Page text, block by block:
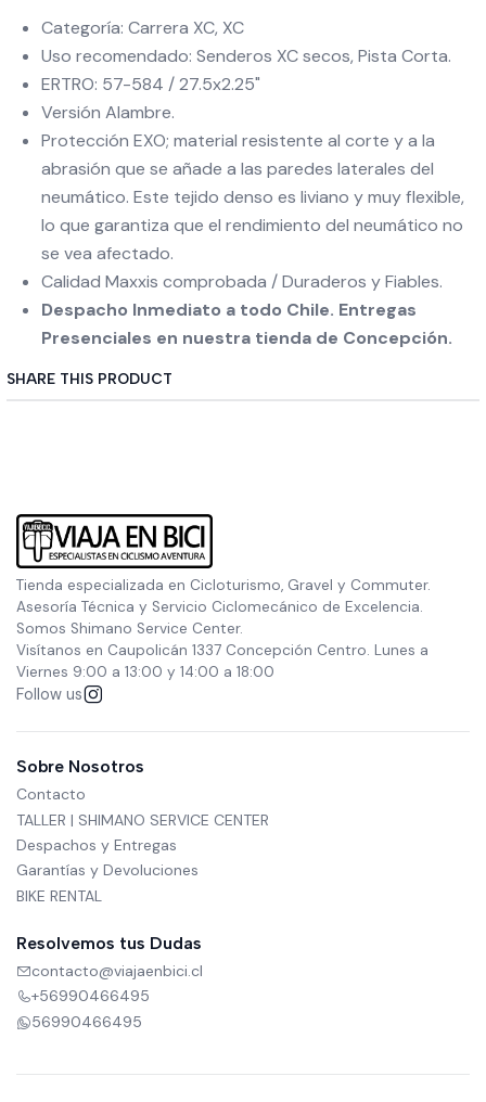
Categoría: Carrera XC, XC
Uso recomendado: Senderos XC secos, Pista Corta.
ERTRO: 57-584 / 27.5x2.25"
Versión Alambre.
Protección EXO; material resistente al corte y a la
abrasión que se añade a las paredes laterales del
neumático. Este tejido denso es liviano y muy flexible,
lo que garantiza que el rendimiento del neumático no
se vea afectado.
Calidad Maxxis comprobada / Duraderos y Fiables.
Despacho Inmediato a todo Chile. Entregas
Presenciales en nuestra tienda de Concepción.
SHARE THIS PRODUCT
Tienda especializada en Cicloturismo, Gravel y Commuter.
Asesoría Técnica y Servicio Ciclomecánico de Excelencia.
Somos Shimano Service Center.
Visítanos en Caupolicán 1337 Concepción Centro. Lunes a
Viernes 9:00 a 13:00 y 14:00 a 18:00
Follow us
Sobre Nosotros
Contacto
TALLER | SHIMANO SERVICE CENTER
Despachos y Entregas
Garantías y Devoluciones
BIKE RENTAL
Resolvemos tus Dudas
contacto@viajaenbici.cl
+56990466495
56990466495